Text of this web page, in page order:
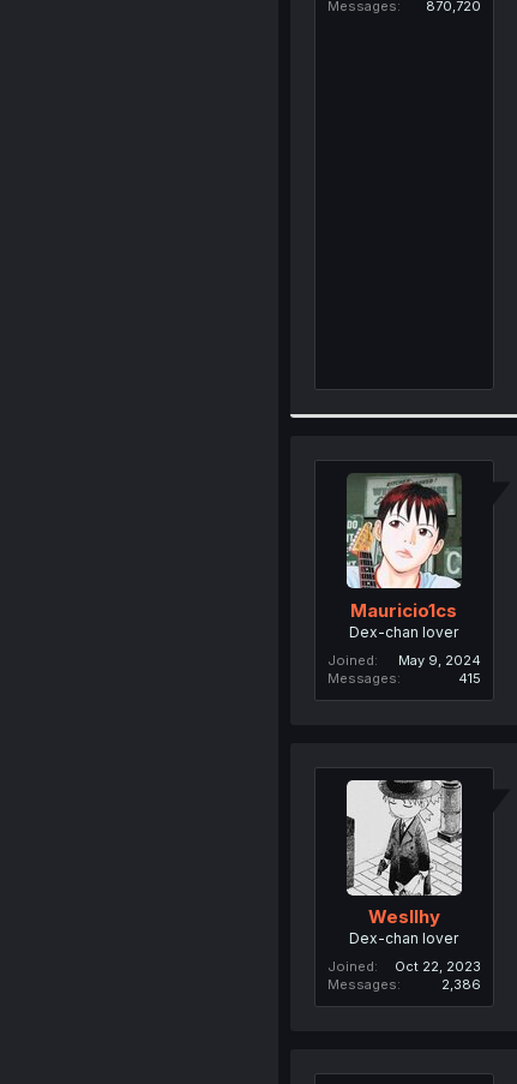
Messages
870,720
Mauricio1cs
Dex-chan lover
Joined
May 9, 2024
Messages
415
Wesllhy
Dex-chan lover
Joined
Oct 22, 2023
Messages
2,386